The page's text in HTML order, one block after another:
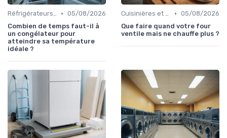
Réfrigérateurs et Congélateurs • 05/08/2026
Combien de temps faut-il à
un congélateur pour
atteindre sa température
idéale ?
Cuisinières et Fours • 05/08/2026
Que faire quand votre four
ventile mais ne chauffe plus ?